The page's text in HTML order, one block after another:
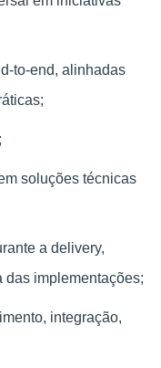
to-end, alinhadas
soluções técnicas
a delivery,
implementações;
integração,